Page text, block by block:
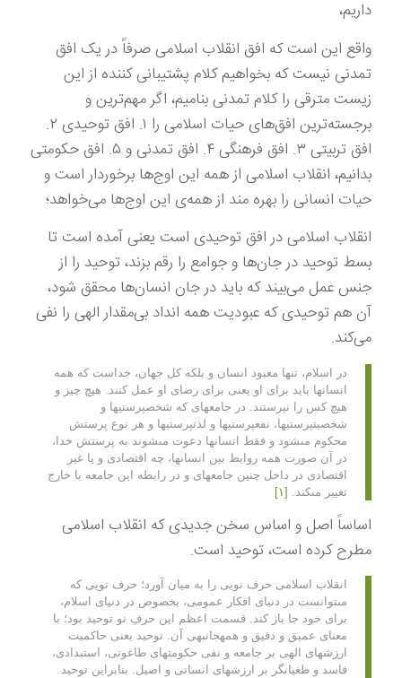
داریم،
واقع این است که افق انقلاب اسلامی صرفاً در یک افق
تمدنی نیست که بخواهیم کلام پشتیبانی کننده از این
زیست مترقی را کلام تمدنی بنامیم، اگر مهم‌ترین و
برجسته‌ترین افق‌های حیات اسلامی را ۱. افق توحیدی ۲.
افق تربیتی ۳. افق فرهنگی ۴. افق تمدنی و ۵. افق حکومتی
بدانیم، انقلاب اسلامی از همه این اوج‌ها برخوردار است و
حیات انسانی را بهره مند از همه‌ی این اوج‌ها می‌خواهد؛
انقلاب اسلامی در افق توحیدی است یعنی آمده است تا
بسط توحید در جان‌ها و جوامع را رقم بزند، توحید را از
جنس عمل می‌بیند که باید در جان انسان‌ها محقق شود،
آن هم توحیدی که عبودیت همه انداد بی‌مقدار الهی را نفی
می‌کند.
در اسلام، تنها معبود انسان و بلكه كل جهان، خداست كه همه
انسانها بايد براى او يعنى براى رضاى او عمل كنند. هيچ چيز و
هيچ كس را نپرستند. در جامعه‏اى كه شخص‏پرستيها و
شخصيت‏پرستيها، نفع‏پرستيها و لذت‏پرستيها و هر نوع پرستش
محكوم مى‏شود و فقط انسانها دعوت مى‏شوند به پرستش خدا،
در آن صورت همه روابط بين انسانها، چه اقتصادى و يا غير
اقتصادى در داخل چنين جامعه‏اى و در رابطه اين جامعه با خارج
تغيير مى‏كند. [۱]
اساساً اصل و اساس سخن جدیدی که انقلاب اسلامی
مطرح کرده است، توحید است.
انقلاب اسلامى حرف نويى را به ميان آورد؛ حرف نويى كه
مى‏توانست در دنياى افكار عمومى، بخصوص در دنياى اسلام،
براى خود جا باز كند. قسمت اعظم اين حرفِ نو توحيد بود؛ با
معناى عميق و دقيق و همه‏جانبه‏ى آن. توحيد يعنى حاكميت
ارزشهاى الهى بر جامعه و نفى حكومتهاى طاغوتى، استبدادى،
فاسد و طغيان‏گر بر ارزشهاى انسانى و اصيل. بنابراين توحيد